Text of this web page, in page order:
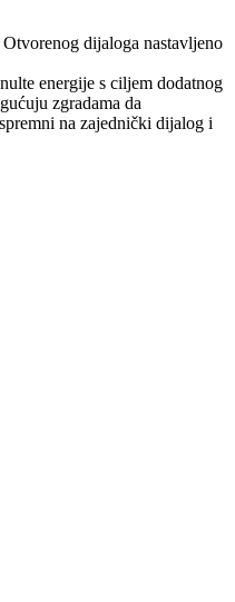
dijaloga nastavljeno
energije s ciljem dodatnog
zgradama da
na zajednički dijalog i